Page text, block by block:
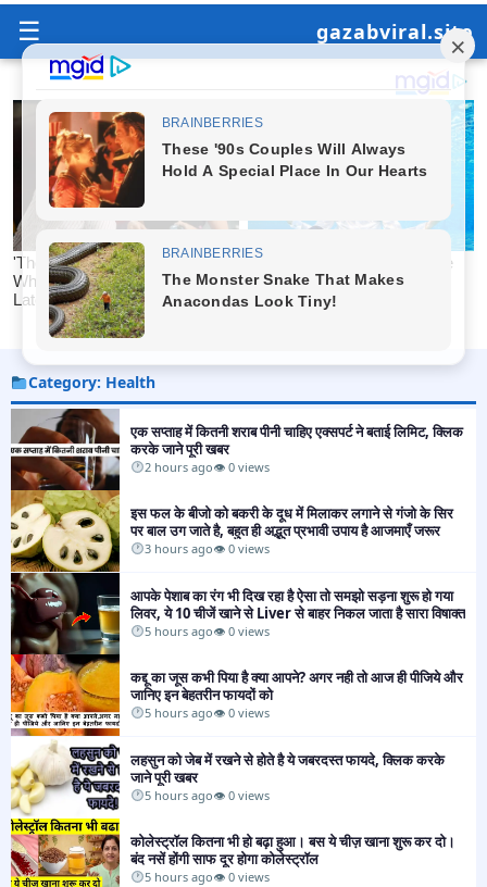
☰ gazabviral.site
Category: Health
एक सप्ताह में कितनी शराब पीनी चाहिए एक्सपर्ट ने बताई लिमिट, क्लिक
करके जाने पूरी खबर
2 hours ago👁 0 views
इस फल के बीजो को बकरी के दूध में मिलाकर लगाने से गंजो के सिर
पर बाल उग जाते है, बहुत ही अद्भुत प्रभावी उपाय है आजमाएँ जरूर
3 hours ago👁 0 views
आपके पेशाब का रंग भी दिख रहा है ऐसा तो समझो सड़ना शुरू हो गया
लिवर, ये 10 चीजें खाने से Liver से बाहर निकल जाता है सारा विषाक्त
5 hours ago👁 0 views
​​कद्दू का जूस कभी पिया है क्या आपने? अगर नही तो आज ही पीजिये और
जानिए इन बेहतरीन फायदों को
5 hours ago👁 0 views
लहसुन को जेब में रखने से होते है ये जबरदस्त फायदे, क्लिक करके
जाने पूरी खबर
5 hours ago👁 0 views
कोलेस्ट्रॉल कितना भी हो बढ़ा हुआ। बस ये चीज़ खाना शुरू कर दो।
बंद नसें होंगी साफ दूर होगा कोलेस्ट्रॉल
5 hours ago👁 0 views